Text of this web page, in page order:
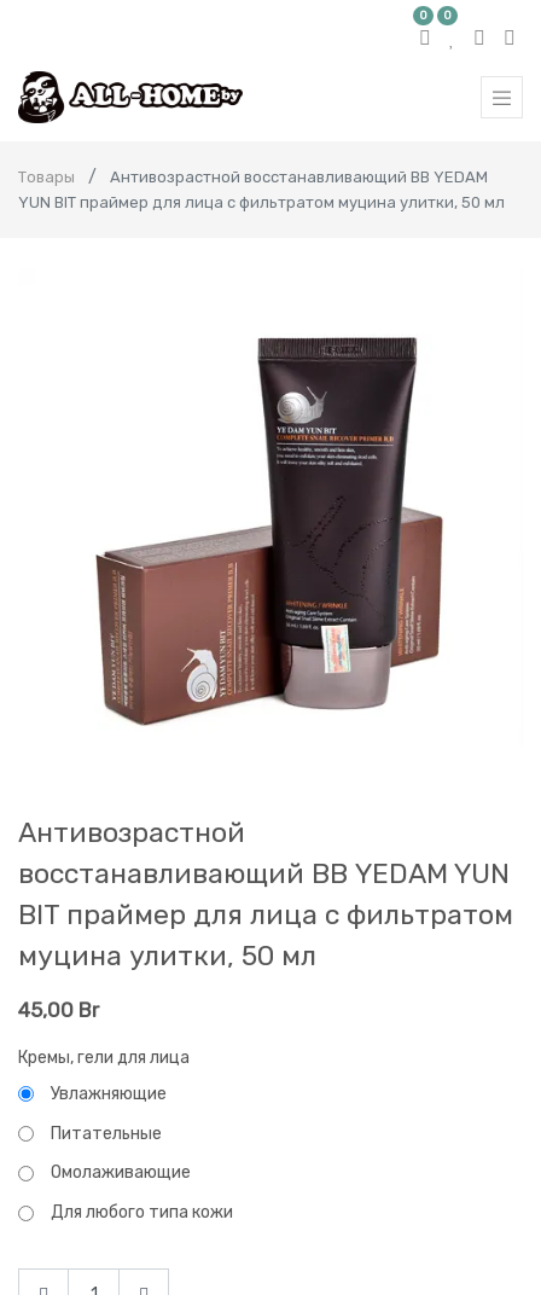
0 0
Товары
Антивозрастной восстанавливающий ВВ YEDAM
YUN BIT праймер для лица с фильтратом муцина улитки, 50 мл
Антивозрастной
восстанавливающий ВВ YEDAM YUN
BIT праймер для лица с фильтратом
муцина улитки, 50 мл
45,00 Br
Кремы, гели для лица
Увлажняющие
Питательные
Омолаживающие
Для любого типа кожи